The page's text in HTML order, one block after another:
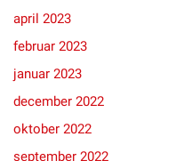
april 2023
februar 2023
januar 2023
december 2022
oktober 2022
september 2022